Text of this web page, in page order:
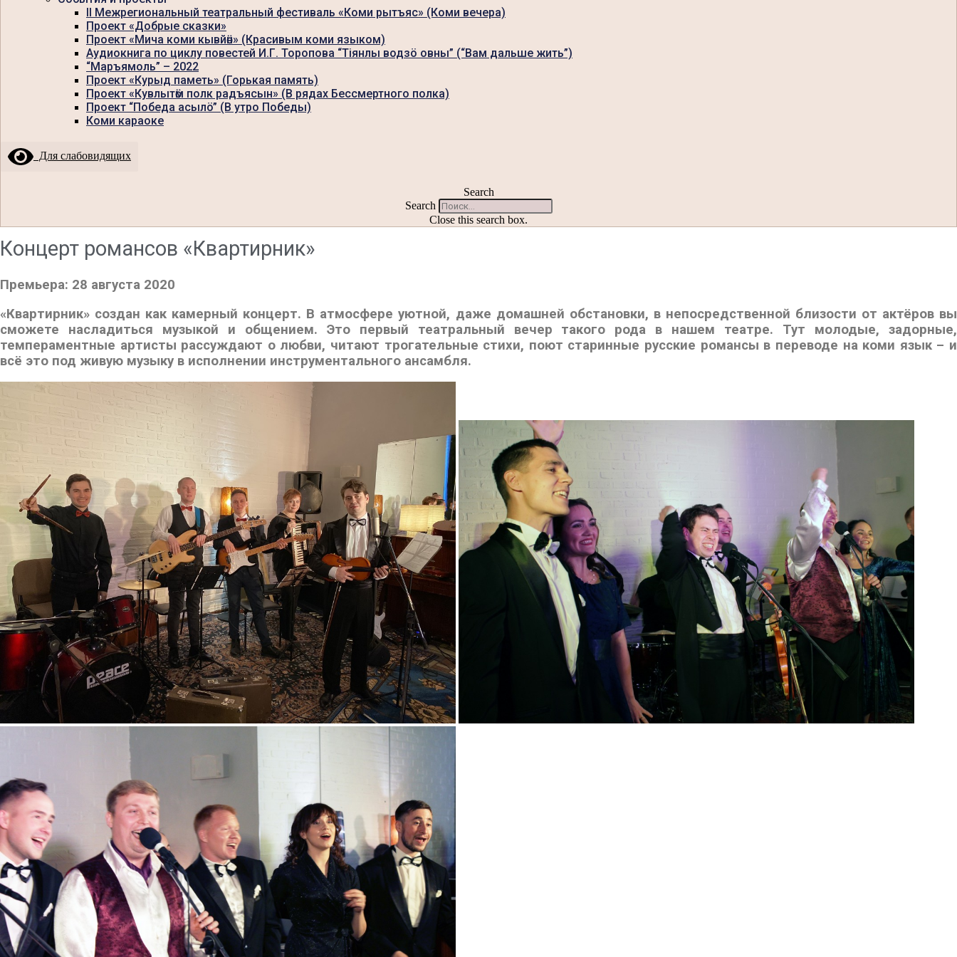
II Межрегиональный театральный фестиваль «Коми рытъяс» (Коми вечера)
Проект «Добрые сказки»
Проект «Мича коми кывйӧн» (Красивым коми языком)
Аудиокнига по циклу повестей И.Г. Торопова “Тiянлы водзö овны” (“Вам дальше жить”)
“Маръямоль” – 2022
Проект «Курыд паметь» (Горькая память)
Проект «Кувлытӧм полк радъясын» (В рядах Бессмертного полка)
Проект “Победа асылö” (В утро Победы)
Коми караоке
Для слабовидящих
Search
Search
Close this search box.
Концерт романсов «Квартирник»
Премьера: 28 августа 2020
«Квартирник» создан как камерный концерт. В атмосфере уютной, даже домашней обстановки, в непосредственной близости от актёров вы
сможете насладиться музыкой и общением. Это первый театральный вечер такого рода в нашем театре. Тут молодые, задорные,
темпераментные артисты рассуждают о любви, читают трогательные стихи, поют старинные русские романсы в переводе на коми язык – и
всё это под живую музыку в исполнении инструментального ансамбля.